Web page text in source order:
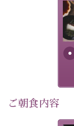
早めのご予約で
-----------【安心
徹底した衛生管
美
提
明
す
ご朝食内容